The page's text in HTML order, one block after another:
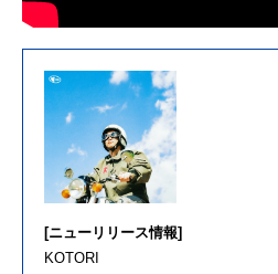
[ニューリリース情報]
KOTORI